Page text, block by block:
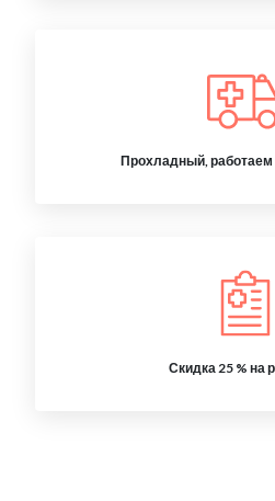
Прохладный, работаем
Скидка 25 % на